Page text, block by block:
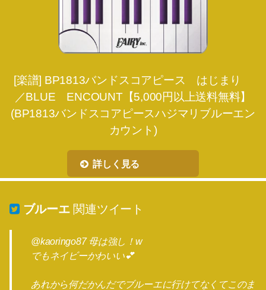
[楽譜] BP1813バンドスコアピース はじまり
／BLUE ENCOUNT【5,000円以上送料無料】
(BP1813バンドスコアピースハジマリブルーエン
カウント)
詳しく見る
ブルーエ関連ツイート
@kaoringo87 母は強し！w
でもネイビーかわいい💕
あれから何だかんだでブルーエに行けてなくてこのま